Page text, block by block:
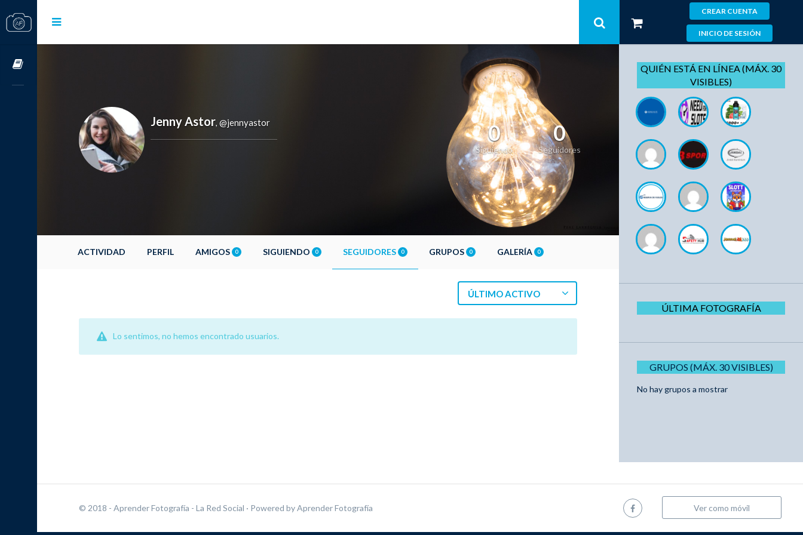
CREAR CUENTA
INICIO DE SESIÓN
Jenny Astor, @jennyastor 0
Siguiendo
0
Seguidores
ACTIVIDAD PERFIL AMIGOS 0 SIGUIENDO 0 SEGUIDORES 0 GRUPOS 0 GALERÍA 0
ÚLTIMO ACTIVO
Lo sentimos, no hemos encontrado usuarios.
QUIÉN ESTÁ EN LÍNEA (MÁX. 30
VISIBLES)
ÚLTIMA FOTOGRAFÍA
GRUPOS (MÁX. 30 VISIBLES)
No hay grupos a mostrar
© 2018 - Aprender Fotografía - La Red Social · Powered byAprender Fotografía